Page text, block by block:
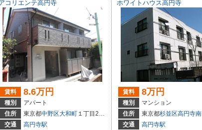
コリエンテ高円寺
賃料 8.6万円
種別
アパート
住所
東京都中野区大和町 １丁目21－8
交通
高円寺駅
ホワイトハウス高円寺
賃料 8万円
種別
マンション
住所
東京都杉並区高円寺南
交通
高円寺駅